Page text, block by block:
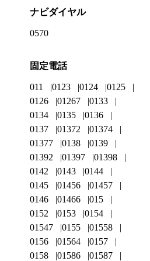
ナビダイヤル
0570
固定電話
011 0123 0124
0125
0126
01267
0133
0134
0135
0136
0137
01372
01374
01377
0138
0139
01392
01397
01398
0142
0143
0144
0145
01456
01457
0146
01466
015
0152
0153
0154
01547
0155
01558
0156
01564
0157
0158
01586
01587